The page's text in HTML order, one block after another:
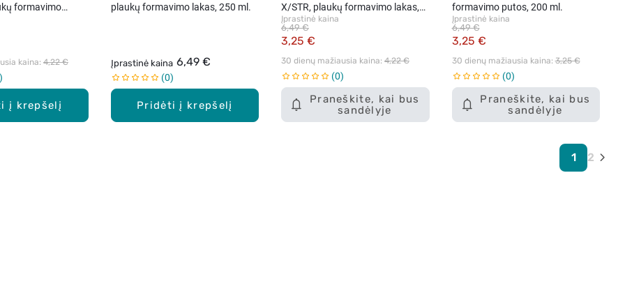
į krepšelį
formavimo
kaina: 4,22 €
Pridėti į krepšelį
plaukų formavimo lakas, 250 ml.
Įprastinė kaina 6,49 €
0
Praneškite, kai bus
sandėlyje
X/STR, plaukų formavimo lakas,
250 ml
Įprastinė kaina
3,25 €
6,49 €
30 dienų mažiausia kaina: 4,22 €
0
Praneškite, kai bus
sandėlyje
formavimo putos, 200 ml.
Įprastinė kaina
3,25 €
6,49 €
30 dienų mažiausia kaina: 3,25 €
0
1 2